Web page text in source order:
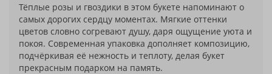
Тёплые розы и гвоздики в этом букете напоминают о
самых дорогих сердцу моментах. Мягкие оттенки
цветов словно согревают душу, даря ощущение уюта и
покоя. Современная упаковка дополняет композицию,
подчёркивая её нежность и теплоту, делая букет
прекрасным подарком на память.